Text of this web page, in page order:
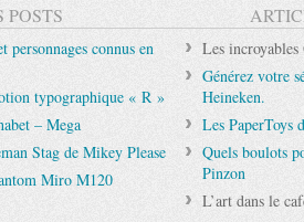
POSTS
personnages connus en
typographique « R »
– Mega
Stag de Mikey Please
Miro M120
Les
Générez votre
Heineken.
Les PaperToys
Quels boulots
Pinzon
L’art dans le